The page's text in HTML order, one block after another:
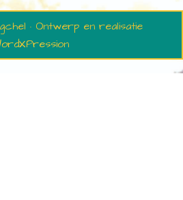
· Ontwerp en realisatie